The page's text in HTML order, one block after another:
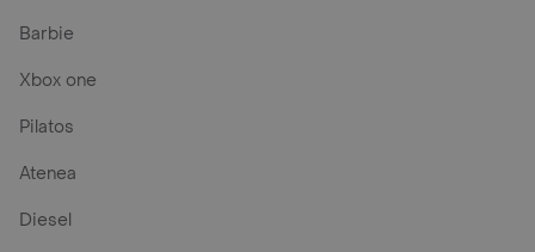
Barbie
Xbox one
Pilatos
Atenea
Diesel